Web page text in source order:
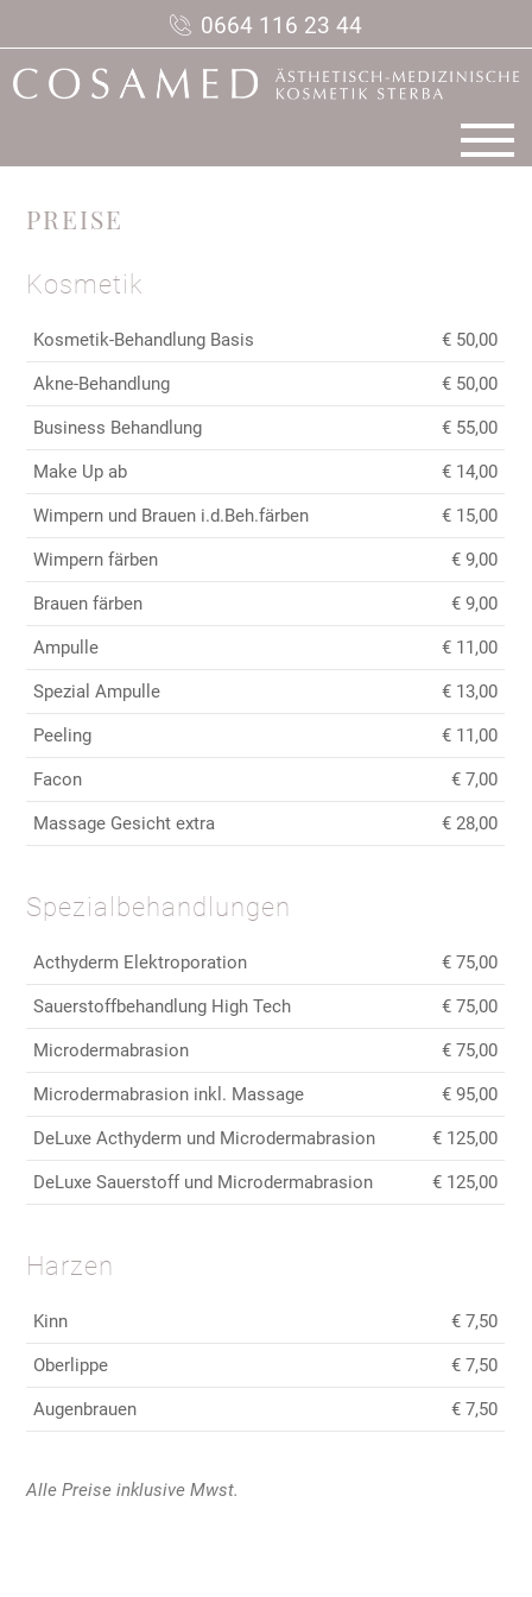
0664 116 23 44
PREISE
Kosmetik
Kosmetik-Behandlung Basis € 50,00
Akne-Behandlung € 50,00
Business Behandlung € 55,00
Make Up ab € 14,00
Wimpern und Brauen i.d.Beh.färben € 15,00
Wimpern färben € 9,00
Brauen färben € 9,00
Ampulle € 11,00
Spezial Ampulle € 13,00
Peeling € 11,00
Facon € 7,00
Massage Gesicht extra € 28,00
Spezialbehandlungen
Acthyderm Elektroporation € 75,00
Sauerstoffbehandlung High Tech € 75,00
Microdermabrasion € 75,00
Microdermabrasion inkl. Massage € 95,00
DeLuxe Acthyderm und Microdermabrasion € 125,00
DeLuxe Sauerstoff und Microdermabrasion € 125,00
Harzen
Kinn € 7,50
Oberlippe € 7,50
Augenbrauen € 7,50
Alle Preise inklusive Mwst.